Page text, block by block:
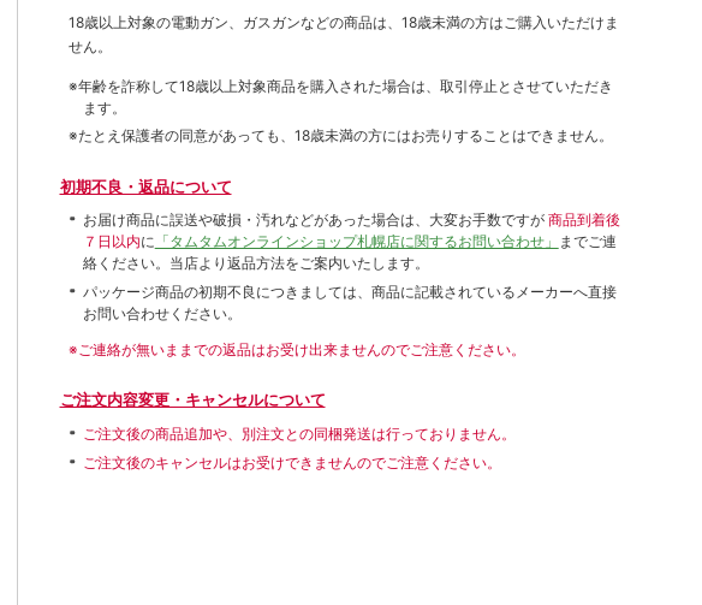
18歳以上対象の電動ガン、ガスガンなどの商品は、18歳未満の方はご購入いただけま
せん。
※年齢を詐称して18歳以上対象商品を購入された場合は、取引停止とさせていただき
ます。
※たとえ保護者の同意があっても、18歳未満の方にはお売りすることはできません。
初期不良・返品について
お届け商品に誤送や破損・汚れなどがあった場合は、大変お手数ですが 商品到着後
７日以内に 「タムタムオンラインショップ札幌店に関するお問い合わせ」 までご連
絡ください。当店より返品方法をご案内いたします。
パッケージ商品の初期不良につきましては、商品に記載されているメーカーへ直接
お問い合わせください。
※ご連絡が無いままでの返品はお受け出来ませんのでご注意ください。
ご注文内容変更・キャンセルについて
ご注文後の商品追加や、別注文との同梱発送は行っておりません。
ご注文後のキャンセルはお受けできませんのでご注意ください。